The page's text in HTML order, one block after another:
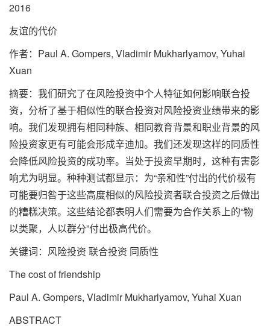
2016
友谊的代价
作者：Paul A. Gompers, Vladimir Mukharlyamov, Yuhai
Xuan
摘要：我们研究了在风险投资中个人特征如何影响联合投
资，分析了基于相似性的联合投资对风险投资业绩带来的影
响。我们发现拥有相同种族、相同教育背景和职业背景的风
险投资家更有可能会形成辛迪加。我们还发现这样的同质性
会降低风险投资的成功率。当处于投资早期时，这种有害影
响尤为明显。种种测试都显示：为“亲和性”付出的代价极有
可能要归咎于这些高度相似的风险投资者联合投资之后做出
的糟糕决策。这些结论都表明人们需要为合作关系上的“物
以类聚，人以群分”付出极高代价。
关键词：风险投资 联合投资 同质性
The cost of friendship
Paul A. Gompers, Vladimir Mukharlyamov, Yuhai Xuan
ABSTRACT